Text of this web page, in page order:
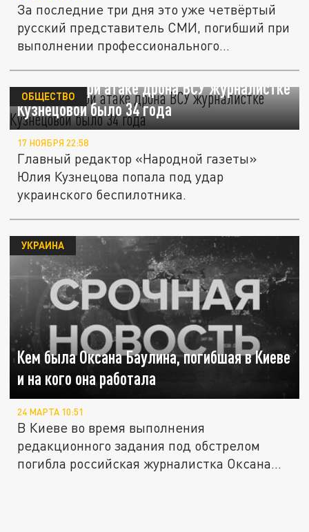
За последние три дня это уже четвёртый
русский представитель СМИ, погибший при
выполнении профессионального...
Погибшей при атаке дрона ВСУ журналистке
Кузнецовой было 34 года
ОБЩЕСТВО
17 НОЯБРЯ 22:58
Главный редактор «Народной газеты»
Юлия Кузнецова попала под удар
украинского беспилотника.
Кем была Оксана Баулина, погибшая в Киеве
и на кого она работала
УКРАИНА
24 МАРТА 10:51
В Киеве во время выполнения
редакционного задания под обстрелом
погибла российская журналистка Оксана